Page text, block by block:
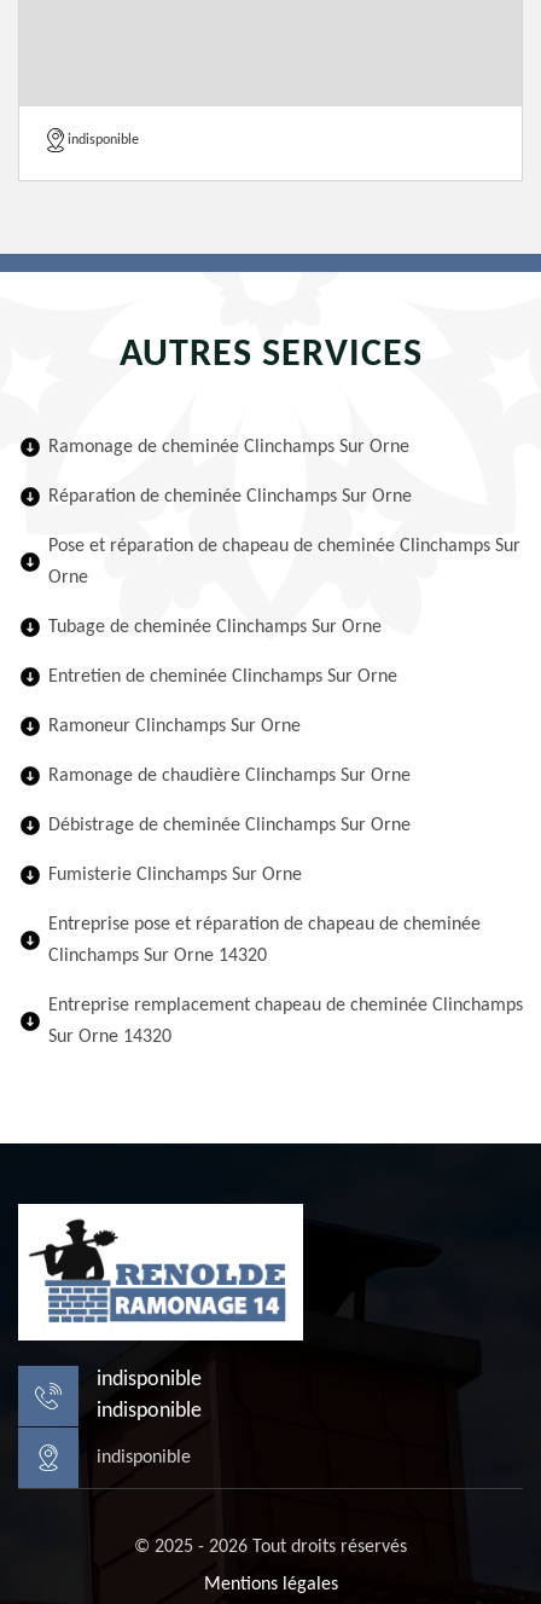
indisponible
AUTRES SERVICES
Ramonage de cheminée Clinchamps Sur Orne
Réparation de cheminée Clinchamps Sur Orne
Pose et réparation de chapeau de cheminée Clinchamps Sur
Orne
Tubage de cheminée Clinchamps Sur Orne
Entretien de cheminée Clinchamps Sur Orne
Ramoneur Clinchamps Sur Orne
Ramonage de chaudière Clinchamps Sur Orne
Débistrage de cheminée Clinchamps Sur Orne
Fumisterie Clinchamps Sur Orne
Entreprise pose et réparation de chapeau de cheminée
Clinchamps Sur Orne 14320
Entreprise remplacement chapeau de cheminée Clinchamps
Sur Orne 14320
indisponible
indisponible
indisponible
© 2025 - 2026 Tout droits réservés
Mentions légales